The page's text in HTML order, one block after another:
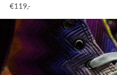
€119,-